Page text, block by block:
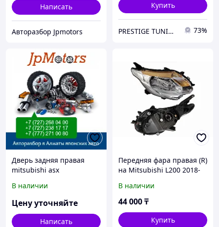
Написать
Авторазбор Jpmotors
Купить
PRESTIGE TUNING 73%
Дверь задняя правая
mitsubishi asx
В наличии
Цену уточняйте
Написать
Передняя фара правая (R)
на Mitsubishi L200 2018-
В наличии
44 000₸
Купить